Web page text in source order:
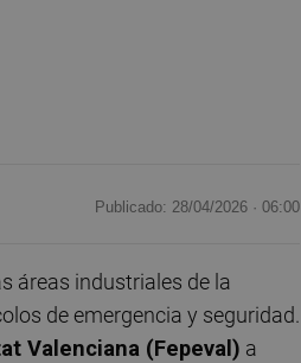
Publicado: 28/04/2026 · 06:00
áreas industriales de la
de emergencia y seguridad.
Valenciana (Fepeval) a